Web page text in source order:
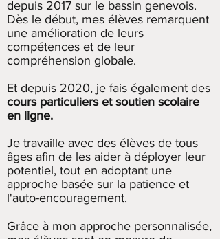
depuis 2017 sur le bassin genevois.
Dès le début, mes élèves remarquent
une amélioration de leurs
compétences et de leur
compréhension globale.
Et depuis 2020, je fais également des
cours particuliers et soutien scolaire
en ligne.
Je travaille avec des élèves de tous
âges afin de les aider à déployer leur
potentiel, tout en adoptant une
approche basée sur la patience et
l'auto-encouragement.
Grâce à mon approche personnalisée,